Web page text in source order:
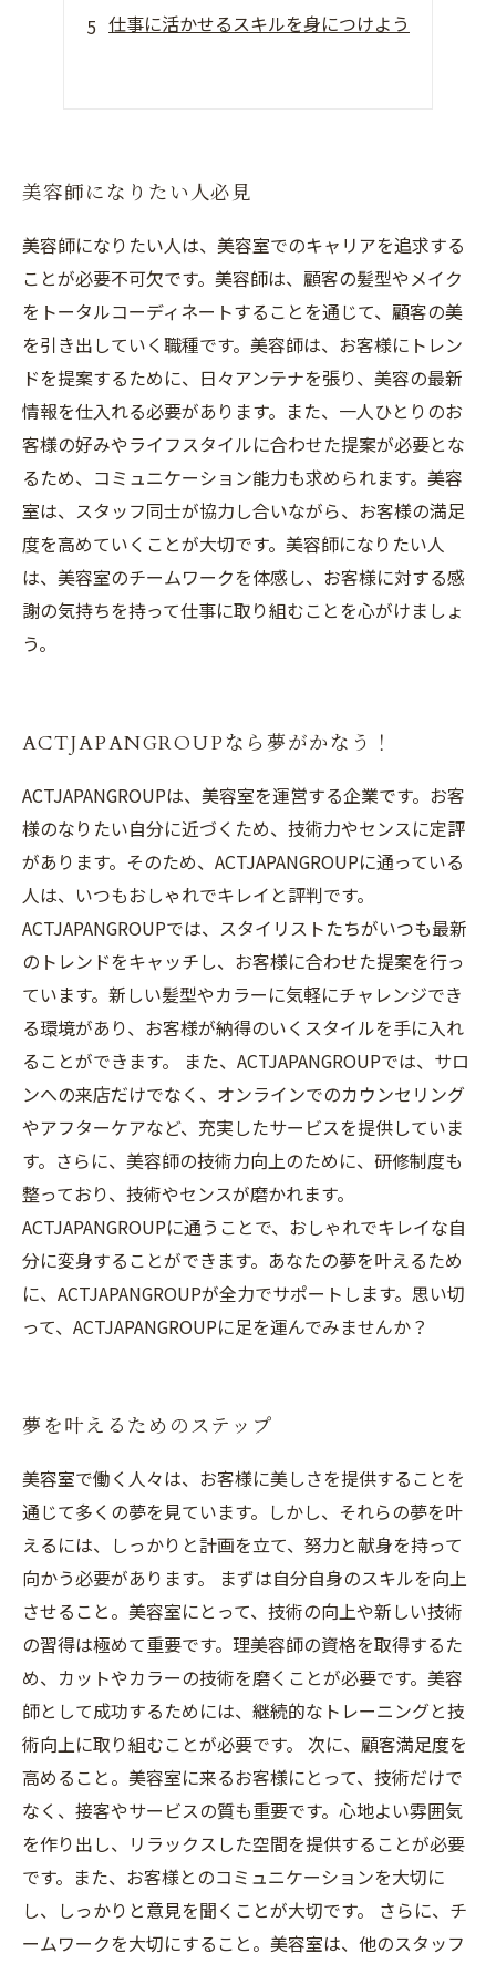
仕事に活かせるスキルを身につけよう
美容師になりたい人必見
美容師になりたい人は、美容室でのキャリアを追求する
ことが必要不可欠です。美容師は、顧客の髪型やメイク
をトータルコーディネートすることを通じて、顧客の美
を引き出していく職種です。美容師は、お客様にトレン
ドを提案するために、日々アンテナを張り、美容の最新
情報を仕入れる必要があります。また、一人ひとりのお
客様の好みやライフスタイルに合わせた提案が必要とな
るため、コミュニケーション能力も求められます。美容
室は、スタッフ同士が協力し合いながら、お客様の満足
度を高めていくことが大切です。美容師になりたい人
は、美容室のチームワークを体感し、お客様に対する感
謝の気持ちを持って仕事に取り組むことを心がけましょ
う。
ACTJAPANGROUPなら夢がかなう！
ACTJAPANGROUPは、美容室を運営する企業です。お客
様のなりたい自分に近づくため、技術力やセンスに定評
があります。そのため、ACTJAPANGROUPに通っている
人は、いつもおしゃれでキレイと評判です。
ACTJAPANGROUPでは、スタイリストたちがいつも最新
のトレンドをキャッチし、お客様に合わせた提案を行っ
ています。新しい髪型やカラーに気軽にチャレンジでき
る環境があり、お客様が納得のいくスタイルを手に入れ
ることができます。 また、ACTJAPANGROUPでは、サロ
ンへの来店だけでなく、オンラインでのカウンセリング
やアフターケアなど、充実したサービスを提供していま
す。さらに、美容師の技術力向上のために、研修制度も
整っており、技術やセンスが磨かれます。
ACTJAPANGROUPに通うことで、おしゃれでキレイな自
分に変身することができます。あなたの夢を叶えるため
に、ACTJAPANGROUPが全力でサポートします。思い切
って、ACTJAPANGROUPに足を運んでみませんか？
夢を叶えるためのステップ
美容室で働く人々は、お客様に美しさを提供することを
通じて多くの夢を見ています。しかし、それらの夢を叶
えるには、しっかりと計画を立て、努力と献身を持って
向かう必要があります。 まずは自分自身のスキルを向上
させること。美容室にとって、技術の向上や新しい技術
の習得は極めて重要です。理美容師の資格を取得するた
め、カットやカラーの技術を磨くことが必要です。美容
師として成功するためには、継続的なトレーニングと技
術向上に取り組むことが必要です。 次に、顧客満足度を
高めること。美容室に来るお客様にとって、技術だけで
なく、接客やサービスの質も重要です。心地よい雰囲気
を作り出し、リラックスした空間を提供することが必要
です。また、お客様とのコミュニケーションを大切に
し、しっかりと意見を聞くことが大切です。 さらに、チ
ームワークを大切にすること。美容室は、他のスタッフ